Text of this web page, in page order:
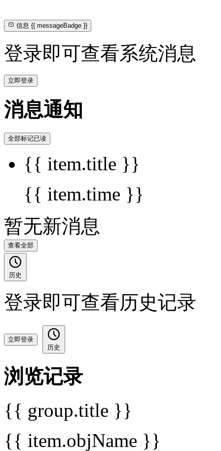
信息{{ messageBadge }}
登录即可查看系统消息
立即登录
消息通知
全部标记已读
{{ item.title }}
{{ item.time }}
暂无新消息
查看全部
历史
登录即可查看历史记录
立即登录
历史
浏览记录
{{ group.title }}
{{ item.objName }}